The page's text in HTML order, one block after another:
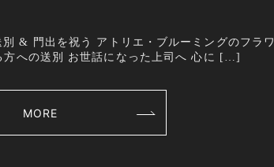
& 門出を祝う アトリエ・ブルーミングのフラ
方への送別 お世話になった上司へ 心に […]
MORE